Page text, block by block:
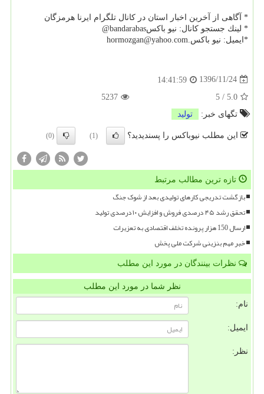
* آگاهی از آخرین اخبار استان در كانال تلگرام ایرنا هرمزگان
* لینك جستجو كانال: نیو باكسbandarabas@
*ایمیل: نیو باكس.hormozgan@yahoo.com
1396/11/24
14:41:59
5.0
/
5
5237
تگهای خبر:
تولید
این مطلب نیوباکس را پسندیدید؟ (1)
(0)
تازه ترین مطالب مرتبط
بازگشت تدریجی کارهای تولیدی بعد از شوک جنگ
تحقق رشد ۴۵ درصدی فروش و افزایش ۱۰ درصدی تولید
ارسال 150 هزار پرونده تخلف اقتصادی به تعزیرات
خبر مهم بنزینی شرکت ملی پخش
نظرات بینندگان در مورد این مطلب
نظر شما در مورد این مطلب
نام:
ایمیل:
نظر: